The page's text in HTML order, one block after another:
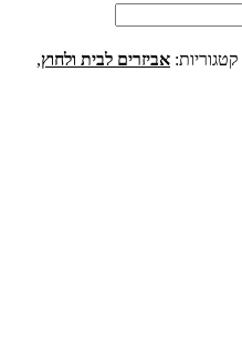
קטגוריות: אביזרים לבית ולחוץ,